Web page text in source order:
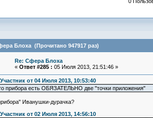
Блоха (Прочитано 947917 раз)
Re: Сфера Блоха
« Ответ #285 : 05 Июля 2013, 21:51:46 »
от 04 Июля 2013, 10:53:40
прибора есть ОБЯЗАТЕЛЬНО две "точки приложения"
Иванушки-дурачка?
от 02 Июля 2013, 14:56:10